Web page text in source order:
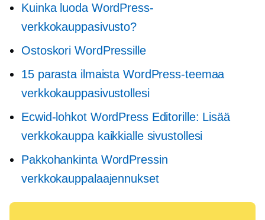
Kuinka luoda WordPress-
verkkokauppasivusto?
Ostoskori WordPressille
15 parasta ilmaista WordPress-teemaa
verkkokauppasivustollesi
Ecwid-lohkot WordPress Editorille: Lisää
verkkokauppa kaikkialle sivustollesi
PakkohankintaWordPressin
verkkokauppalaajennukset